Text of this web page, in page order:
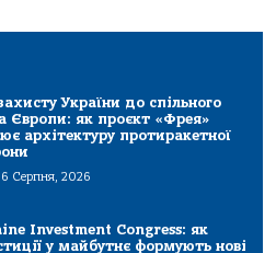
України до спільного
Європи: як проєкт «Фрея»
архітектуру протиракетної
6 Серпня, 2026
Investment Congress: як
у майбутнє формують нові